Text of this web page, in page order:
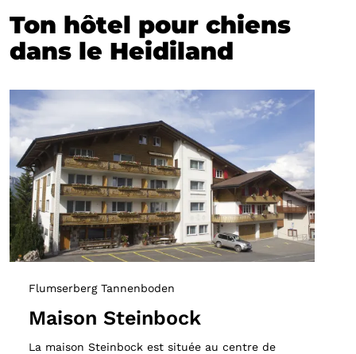
Ton hôtel pour chiens
dans le Heidiland
Flumserberg Tannenboden
Maison Steinbock
La maison Steinbock est située au centre de